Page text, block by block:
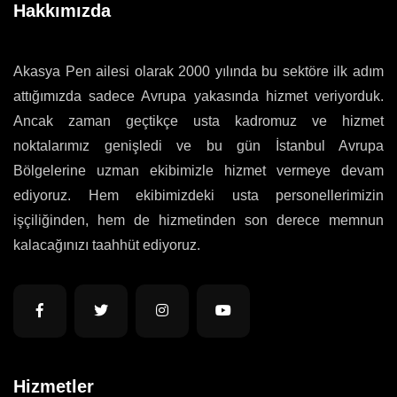
Hakkımızda
Akasya Pen ailesi olarak 2000 yılında bu sektöre ilk adım
attığımızda sadece Avrupa yakasında hizmet veriyorduk.
Ancak zaman geçtikçe usta kadromuz ve hizmet
noktalarımız genişledi ve bu gün İstanbul Avrupa
Bölgelerine uzman ekibimizle hizmet vermeye devam
ediyoruz. Hem ekibimizdeki usta personellerimizin
işçiliğinden, hem de hizmetinden son derece memnun
kalacağınızı taahhüt ediyoruz.
Hizmetler